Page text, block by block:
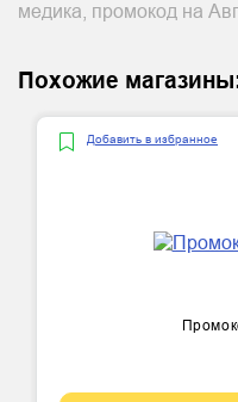
медика, промокод на
Похожие
Добавить в избранное